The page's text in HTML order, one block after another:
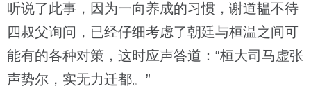
听说了此事，因为一向养成的习惯，谢道韫不待
四叔父询问，已经仔细考虑了朝廷与桓温之间可
能有的各种对策，这时应声答道：“桓大司马虚张
声势尔，实无力迁都。”